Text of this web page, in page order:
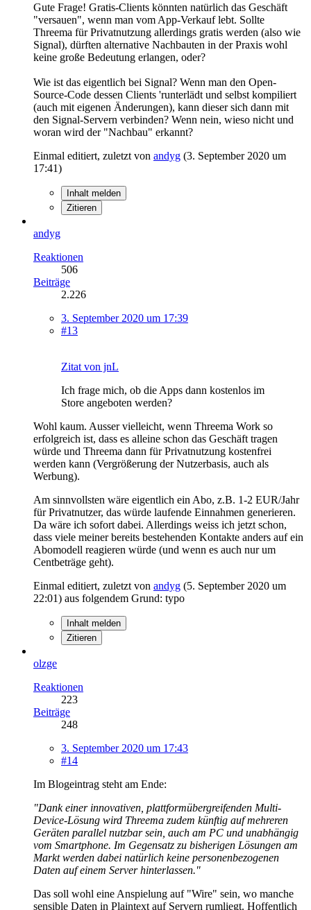
Gute Frage! Gratis-Clients könnten natürlich das Geschäft
"versauen", wenn man vom App-Verkauf lebt. Sollte
Threema für Privatnutzung allerdings gratis werden (also wie
Signal), dürften alternative Nachbauten in der Praxis wohl
keine große Bedeutung erlangen, oder?
Wie ist das eigentlich bei Signal? Wenn man den Open-
Source-Code dessen Clients 'runterlädt und selbst kompiliert
(auch mit eigenen Änderungen), kann dieser sich dann mit
den Signal-Servern verbinden? Wenn nein, wieso nicht und
woran wird der "Nachbau" erkannt?
Einmal editiert, zuletzt von andyg (3. September 2020 um
17:41)
Inhalt melden
Zitieren
andyg
Reaktionen
506
Beiträge
2.226
3. September 2020 um 17:39
#13
Zitat von jnL
Ich frage mich, ob die Apps dann kostenlos im
Store angeboten werden?
Wohl kaum. Ausser vielleicht, wenn Threema Work so
erfolgreich ist, dass es alleine schon das Geschäft tragen
würde und Threema dann für Privatnutzung kostenfrei
werden kann (Vergrößerung der Nutzerbasis, auch als
Werbung).
Am sinnvollsten wäre eigentlich ein Abo, z.B. 1-2 EUR/Jahr
für Privatnutzer, das würde laufende Einnahmen generieren.
Da wäre ich sofort dabei. Allerdings weiss ich jetzt schon,
dass viele meiner bereits bestehenden Kontakte anders auf ein
Abomodell reagieren würde (und wenn es auch nur um
Centbeträge geht).
Einmal editiert, zuletzt von andyg (5. September 2020 um
22:01) aus folgendem Grund: typo
Inhalt melden
Zitieren
olzge
Reaktionen
223
Beiträge
248
3. September 2020 um 17:43
#14
Im Blogeintrag steht am Ende:
"Dank einer innovativen, plattformübergreifenden Multi-
Device-Lösung wird Threema zudem künftig auf mehreren
Geräten parallel nutzbar sein, auch am PC und unabhängig
vom Smartphone. Im Gegensatz zu bisherigen Lösungen am
Markt werden dabei natürlich keine personenbezogenen
Daten auf einem Server hinterlassen."
Das soll wohl eine Anspielung auf "Wire" sein, wo manche
sensible Daten in Plaintext auf Servern rumliegt. Hoffentlich